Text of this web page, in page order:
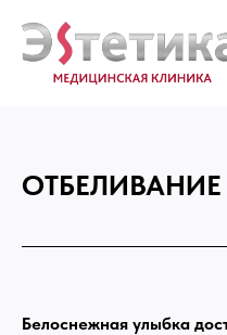
Белоснежная улыбка